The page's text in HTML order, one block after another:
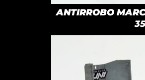
ANTIRROBO